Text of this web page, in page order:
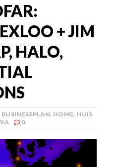
+ JIM
HALO,
BUSINESSPLAN, HOME, HUIS
0